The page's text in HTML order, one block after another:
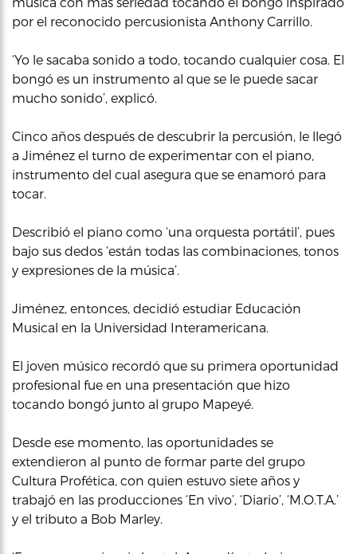
por el reconocido percusionista Anthony Carrillo.
‘Yo le sacaba sonido a todo, tocando cualquier cosa. El
bongó es un instrumento al que se le puede sacar
mucho sonido’, explicó.
Cinco años después de descubrir la percusión, le llegó
a Jiménez el turno de experimentar con el piano,
instrumento del cual asegura que se enamoró para
tocar.
Describió el piano como ‘una orquesta portátil’, pues
bajo sus dedos ‘están todas las combinaciones, tonos
y expresiones de la música’.
Jiménez, entonces, decidió estudiar Educación
Musical en la Universidad Interamericana.
El joven músico recordó que su primera oportunidad
profesional fue en una presentación que hizo
tocando bongó junto al grupo Mapeyé.
Desde ese momento, las oportunidades se
extendieron al punto de formar parte del grupo
Cultura Profética, con quien estuvo siete años y
trabajó en las producciones ‘En vivo’, ‘Diario’, ‘M.O.T.A.’
y el tributo a Bob Marley.